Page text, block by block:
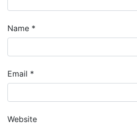
Name *
Email *
Website